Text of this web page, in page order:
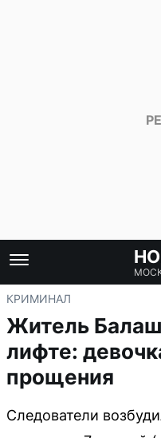
КРИМИНАЛ
Житель
лифте:
прощения
Следователи